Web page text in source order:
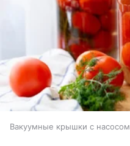
Вакуумные крышки с насосом